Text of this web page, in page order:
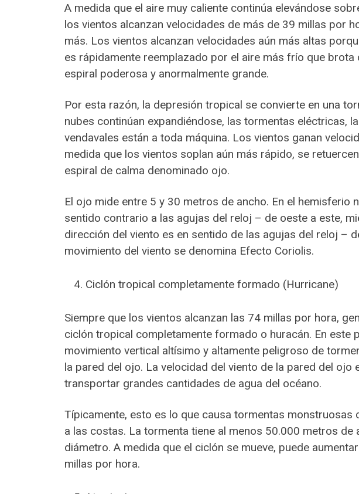
A medida que el aire muy caliente continúa elevándose
los vientos alcanzan velocidades de más de 39 millas por
más. Los vientos alcanzan velocidades aún más altas
es rápidamente reemplazado por el aire más frío que
espiral poderosa y anormalmente grande.
Por esta razón, la depresión tropical se convierte en una
nubes continúan expandiéndose, las tormentas eléctricas,
vendavales están a toda máquina. Los vientos ganan
medida que los vientos soplan aún más rápido, se
espiral de calma denominado ojo.
El ojo mide entre 5 y 30 metros de ancho. En el hemisferio
sentido contrario a las agujas del reloj – de oeste a este,
dirección del viento es en sentido de las agujas del reloj –
movimiento del viento se denomina Efecto Coriolis.
Ciclón tropical completamente formado (Hurricane)
Siempre que los vientos alcanzan las 74 millas por hora,
ciclón tropical completamente formado o huracán. En este
movimiento vertical altísimo y altamente peligroso de
la pared del ojo. La velocidad del viento de la pared del ojo
transportar grandes cantidades de agua del océano.
Típicamente, esto es lo que causa tormentas monstruosas
a las costas. La tormenta tiene al menos 50.000 metros
diámetro. A medida que el ciclón se mueve, puede
millas por hora.